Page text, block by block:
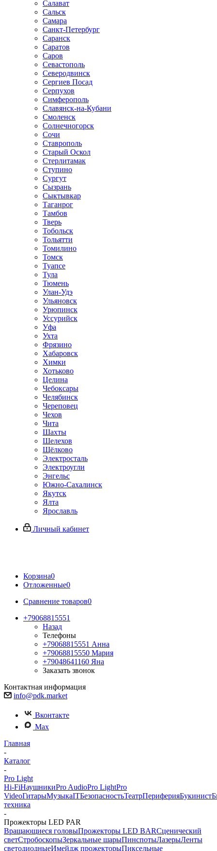
Салават
Сальск
Самара
Санкт-Петербург
Саранск
Саратов
Саров
Севастополь
Северодвинск
Сергиев Посад
Серпухов
Симферополь
Славянск-на-Кубани
Смоленск
Солнечногорск
Сочи
Ставрополь
Старый Оскол
Стерлитамак
Ступино
Сургут
Сызрань
Сыктывкар
Таганрог
Тамбов
Тверь
Тобольск
Тольятти
Томилино
Томск
Туапсе
Тула
Тюмень
Улан-Удэ
Ульяновск
Урюпинск
Уссурийск
Уфа
Ухта
Фрязино
Хабаровск
Химки
Хотьково
Целина
Чебоксары
Челябинск
Череповец
Чехов
Чита
Шахты
Шелехов
Щёлково
Электросталь
Электроугли
Энгельс
Южно-Сахалинск
Якутск
Ялта
Ярославль
Личный кабинет
Корзина0
Отложенные0
Сравнение товаров0
+79068815551
Назад
Телефоны
+79068815551 Анна
+79068815550 Мария
+79048641160 Яна
Заказать звонок
Контактная информация
info@pdk.market
Вконтакте
Max
Главная
-
Каталог
-
Pro Light
Hi-FiНаушникиPro AudioPro LightPro
VideoГитарыМузыкаITБезопасностьТеатрПериферияБукинист
техника
-
Прожекторы LED PAR
Вращающиеся головыПрожекторы LED BARСценический
светСтробоскопыЗеркальные шарыПинспотыЛазерыЛенты
светодиодныеИмейдж прожекторыПиксельные